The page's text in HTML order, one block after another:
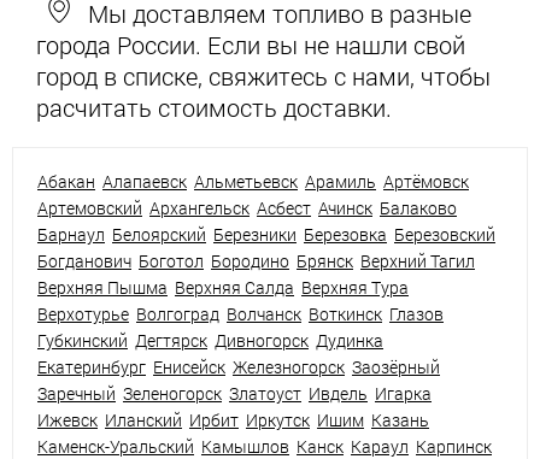
Мы доставляем топливо в разные
города России. Если вы не нашли свой
город в списке, свяжитесь с нами, чтобы
расчитать стоимость доставки.
Абакан Алапаевск Альметьевск Арамиль Артёмовск
Артемовский Архангельск Асбест Ачинск Балаково
Барнаул Белоярский Березники Березовка Березовский
Богданович Боготол Бородино Брянск Верхний Тагил
Верхняя Пышма Верхняя Салда Верхняя Тура
Верхотурье Волгоград Волчанск Воткинск Глазов
Губкинский Дегтярск Дивногорск Дудинка
Екатеринбург Енисейск Железногорск Заозёрный
Заречный Зеленогорск Златоуст Ивдель Игарка
Ижевск Иланский Ирбит Иркутск Ишим Казань
Каменск-Уральский Камышлов Канск Караул Карпинск